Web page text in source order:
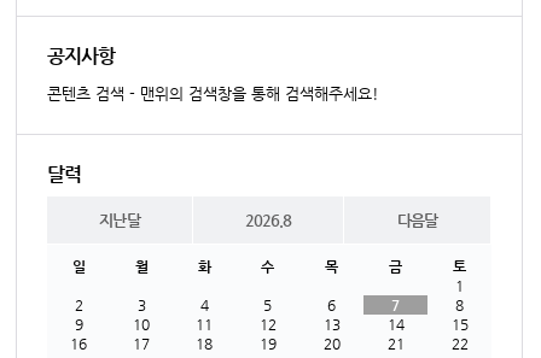
공지사항
콘텐츠 검색 - 맨위의 검색창을 통해 검색해주세요!
달력
지난달 2026.8 다음달
일 월 화 수 목 금
토
1
2
3 4 5 6 7
8
9
10 11 12 13 14
15
16
17 18 19 20 21
22